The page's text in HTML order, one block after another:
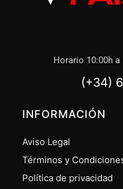
Horario 10:00h a
(+34)
INFORMACIÓN
Aviso Legal
Términos y
Política de privacidad